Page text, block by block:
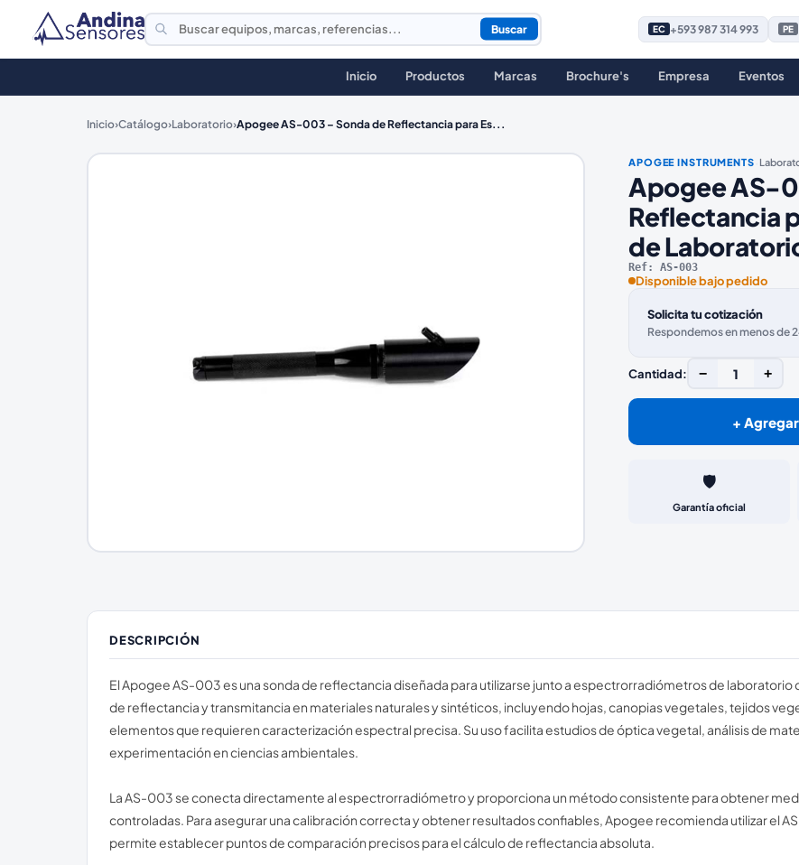
Buscar EC +593 987 314 993 PE
Inicio Productos Marcas Brochure's Empresa Eventos
Inicio›Catálogo›Laboratorio›Apogee AS-003 – Sonda de Reflectancia para Es...
APOGEE INSTRUMENTS
Apogee AS-
Reflectancia
de
Ref: AS-003
Disponible bajo pedido
Solicita tu cotización
Respondemos en menos de
Cantidad: − 1 +
+
🛡️
Garantía oficial
DESCRIPCIÓN
El Apogee AS-003 es una sonda de reflectancia diseñada para utilizarse junto a espectrorradiómetros de
de reflectancia y transmitancia en materiales naturales y sintéticos, incluyendo hojas, canopias vegetales, tejidos
elementos que requieren caracterización espectral precisa. Su uso facilita estudios de óptica vegetal, análisis de
experimentación en ciencias ambientales.
La AS-003 se conecta directamente al espectrorradiómetro y proporciona un método consistente para obtener
controladas. Para asegurar una calibración correcta y obtener resultados confiables, Apogee recomienda utilizar el
permite establecer puntos de comparación precisos para el cálculo de reflectancia absoluta.